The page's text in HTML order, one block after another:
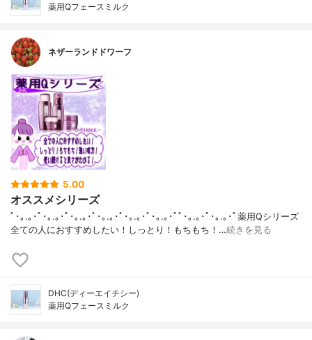
薬用Qフェースミルク
ネザーランドドワーフ
5.00
オススメシリーズ
ﾟ･｡.｡･ﾟ･｡.｡･ﾟ･｡.｡･ﾟ･｡.｡･ﾟ･｡.｡･ﾟ･｡.｡･ﾟﾟ･｡.｡･ﾟ･｡.｡･ﾟ薬用Qシリーズ
全ての人におすすめしたい！しっとり！もちもち！…続きを見る
DHC(ディーエイチシー)
薬用Qフェースミルク